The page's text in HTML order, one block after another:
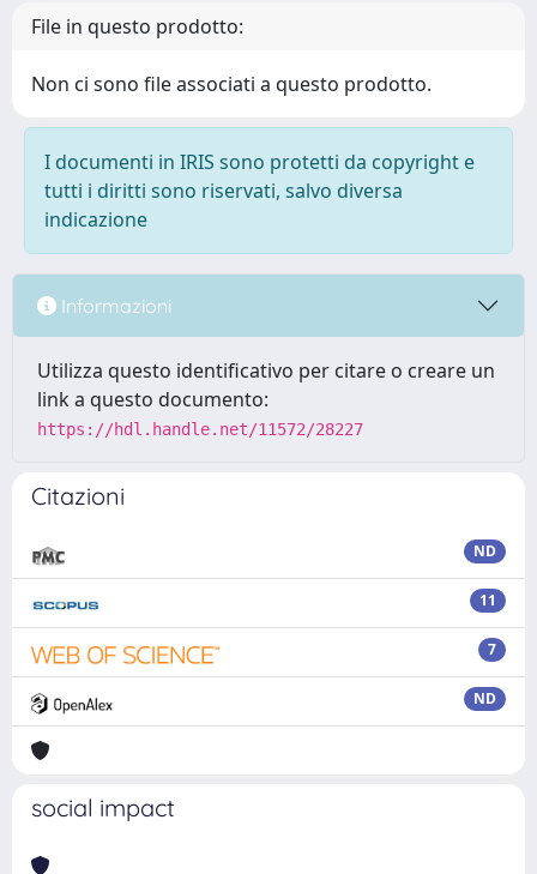
File in questo prodotto:
Non ci sono file associati a questo prodotto.
I documenti in IRIS sono protetti da copyright e
tutti i diritti sono riservati, salvo diversa
indicazione
Informazioni
Utilizza questo identificativo per citare o creare un
link a questo documento:
https://hdl.handle.net/11572/28227
Citazioni
ND
11
7
ND
social impact